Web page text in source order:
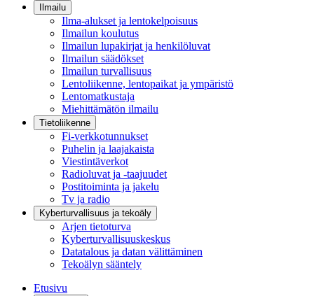
Ilmailu
Ilma-alukset ja lentokelpoisuus
Ilmailun koulutus
Ilmailun lupakirjat ja henkilöluvat
Ilmailun säädökset
Ilmailun turvallisuus
Lentoliikenne, lentopaikat ja ympäristö
Lentomatkustaja
Miehittämätön ilmailu
Tietoliikenne
Fi-verkkotunnukset
Puhelin ja laajakaista
Viestintäverkot
Radioluvat ja -taajuudet
Postitoiminta ja jakelu
Tv ja radio
Kyberturvallisuus ja tekoäly
Arjen tietoturva
Kyberturvallisuuskeskus
Datatalous ja datan välittäminen
Tekoälyn sääntely
Etusivu